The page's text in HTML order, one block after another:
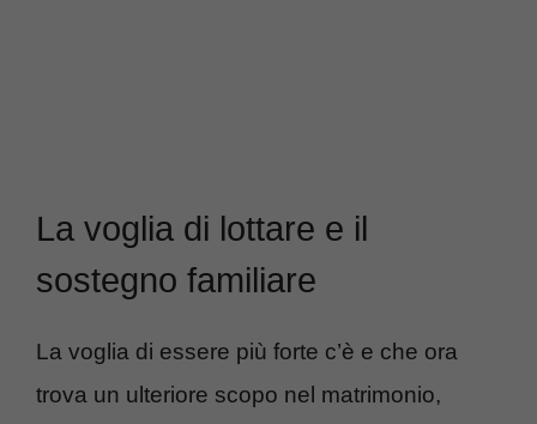
La voglia di lottare e il
sostegno familiare
La voglia di essere più forte c’è e che ora
trova un ulteriore scopo nel matrimonio,